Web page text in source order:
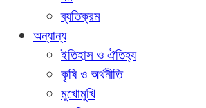
ব্যতিক্রম
অন্যান্য
ইতিহাস ও ঐতিহ্য
কৃষি ও অর্থনীতি
মুখোমুখি